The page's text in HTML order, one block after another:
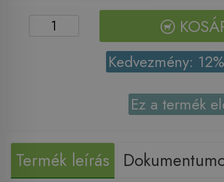
Kedvezmény:
Ez a termék
Termék leírás